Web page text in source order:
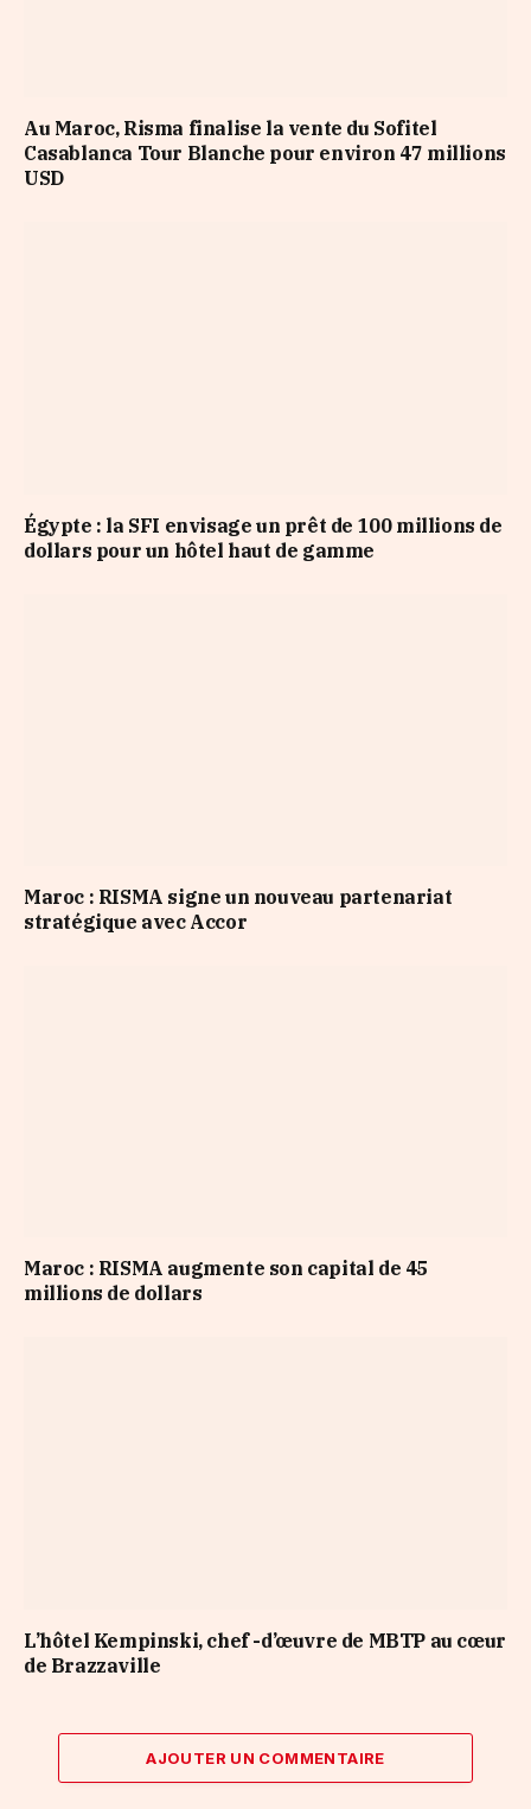
Au Maroc, Risma finalise la vente du Sofitel
Casablanca Tour Blanche pour environ 47 millions
USD
Égypte : la SFI envisage un prêt de 100 millions de
dollars pour un hôtel haut de gamme
Maroc : RISMA signe un nouveau partenariat
stratégique avec Accor
Maroc : RISMA augmente son capital de 45
millions de dollars
L’hôtel Kempinski, chef -d’œuvre de MBTP au cœur
de Brazzaville
AJOUTER UN COMMENTAIRE